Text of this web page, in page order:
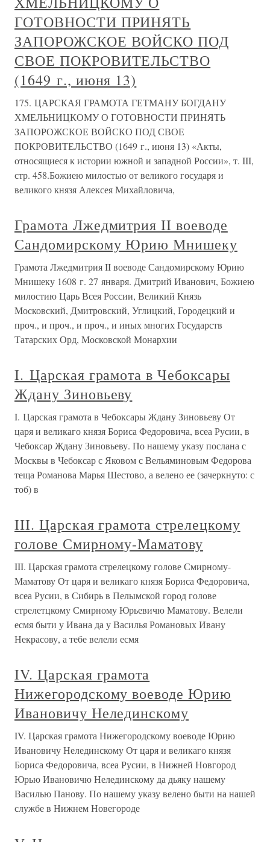
ГОТОВНОСТИ ПРИНЯТЬ
ЗАПОРОЖСКОЕ ВОЙСКО ПОД
СВОЕ ПОКРОВИТЕЛЬСТВО
(1649 г., июня 13)
175. ЦАРСКАЯ ГРАМОТА ГЕТМАНУ БОГДАНУ
ХМЕЛЬНИЦКОМУ О ГОТОВНОСТИ ПРИНЯТЬ
ЗАПОРОЖСКОЕ ВОЙСКО ПОД СВОЕ
ПОКРОВИТЕЛЬСТВО (1649 г., июня 13) «Акты,
относящиеся к истории южной и западной России», т. III,
стр. 458.Божиею милостью от великого государя и
великого князя Алексея Михайловича,
Грамота Лжедмитрия II воеводе
Сандомирскому Юрию Мнишеку
Грамота Лжедмитрия II воеводе Сандомирскому Юрию
Мнишеку 1608 г. 27 января. Дмитрий Иванович, Божиею
милостию Царь Всея России, Великий Князь
Московский, Дмитровский, Углицкий, Городецкий и
проч., и проч., и проч., и иных многих Государств
Татарских Орд, Московской Монархии
I. Царская грамота в Чебоксары
Ждану Зиновьеву
I. Царская грамота в Чебоксары Ждану Зиновьеву От
царя и великаго князя Бориса Федоровича, всеа Русии, в
Чебоксар Ждану Зиновьеву. По нашему указу послана с
Москвы в Чебоксар с Яковом с Вельяминовым Федорова
теща Романова Марья Шестово, а велено ее (зачеркнуто: с
тоб) в
III. Царская грамота стрелецкому
голове Смирному-Маматову
III. Царская грамота стрелецкому голове Смирному-
Маматову От царя и великаго князя Бориса Федоровича,
всеа Русии, в Сибирь в Пелымской город голове
стрелетцкому Смирному Юрьевичю Маматову. Велели
есмя быти у Ивана да у Василья Романовых Ивану
Некрасову, а тебе велели есмя
IV. Царская грамота
Нижегородскому воеводе Юрию
Ивановичу Нелединскому
IV. Царская грамота Нижегородскому воеводе Юрию
Ивановичу Нелединскому От царя и великаго князя
Бориса Федоровича, всеа Русии, в Нижней Новгород
Юрью Ивановичю Нелединскому да дьяку нашему
Василью Панову. По нашему указу велено быти на нашей
службе в Нижнем Новегороде